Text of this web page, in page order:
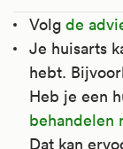
Volg de
Je huisarts
hebt.
Heb je een
behandelen
Dat kan